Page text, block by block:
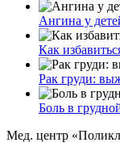
Ангина у
Как
Рак груди:
Боль в
Мед. центр